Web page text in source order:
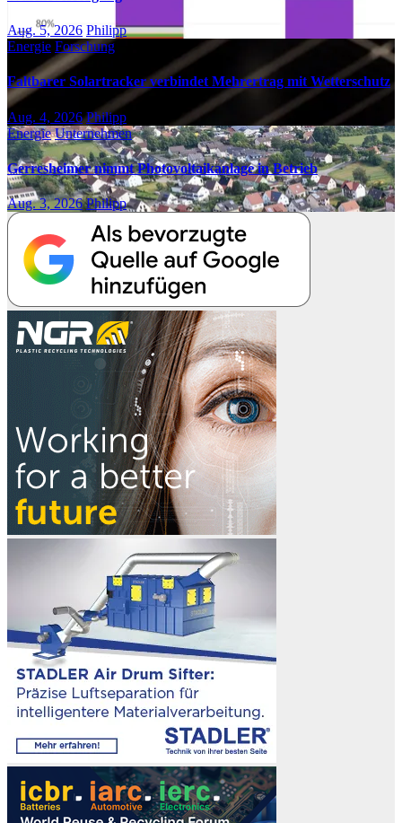
Aug. 5, 2026 Philipp
Energie Forschung
Faltbarer Solartracker verbindet Mehrertrag mit Wetterschutz
Aug. 4, 2026 Philipp
Energie Unternehmen
Gerresheimer nimmt Photovoltaikanlage in Betrieb
Aug. 3, 2026 Philipp